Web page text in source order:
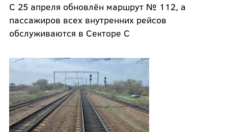
С 25 апреля обновлён маршрут № 112, а
пассажиров всех внутренних рейсов
обслуживаются в Секторе C